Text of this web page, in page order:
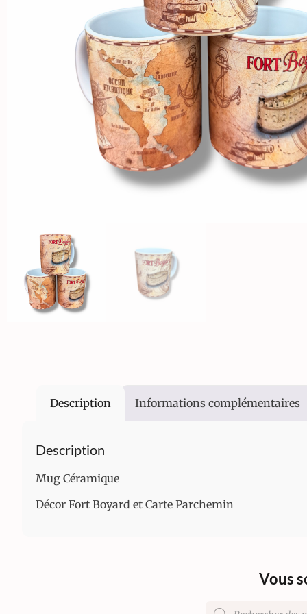
Description Informations complémentaires
Description
Mug Céramique
Décor Fort Boyard et Carte Parchemin
Vous